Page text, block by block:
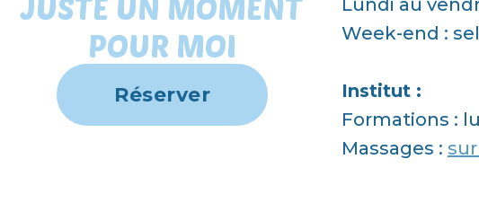
POUR MOI
Réserver
Lundi au
Week-end :
Institut :
Formations :
Massages :